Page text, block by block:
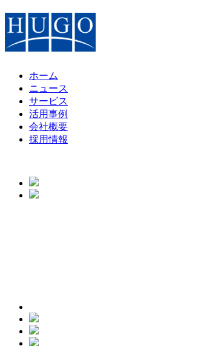
ホーム
ニュース
サービス
活用事例
会社概要
採用情報